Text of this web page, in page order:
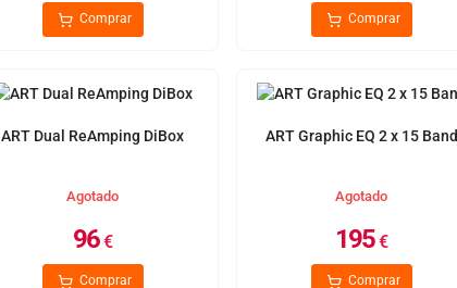
Comprar Comprar
ART Dual ReAmping DiBox
Agotado
96€
Comprar
ART Graphic EQ 2 x 15 Band
Agotado
195€
Comprar